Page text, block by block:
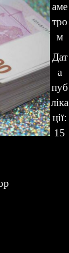
аме
тро
м
Дат
а
пуб
ліка
ції:
15